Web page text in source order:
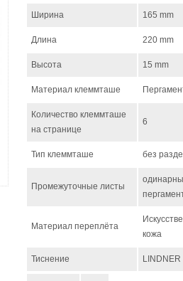
Ширина 165 mm
Длина 220 mm
Высота 15 mm
Материал клеммташе
Количество клеммташе
на странице
6
Тип клеммташе без
Промежуточные листы
Материал переплёта
кожа
Тиснение LINDNER